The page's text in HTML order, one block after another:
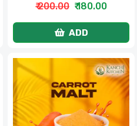
₹ 200.00 ₹ 180.00
ADD